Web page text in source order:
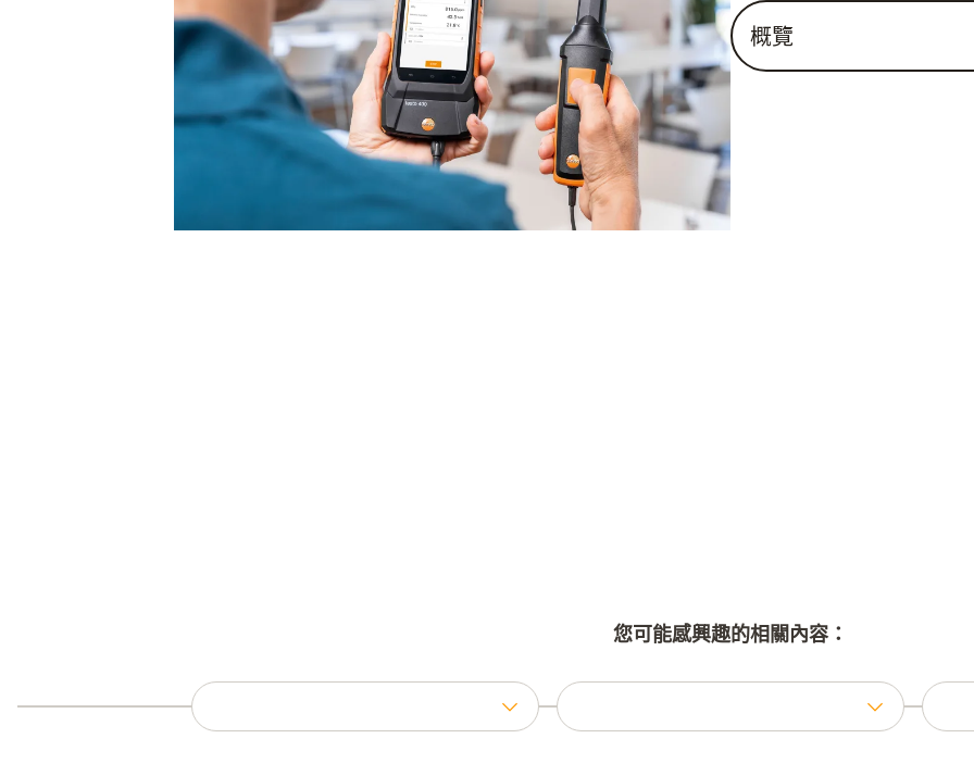
概覽
您可能感興趣的相關內容：